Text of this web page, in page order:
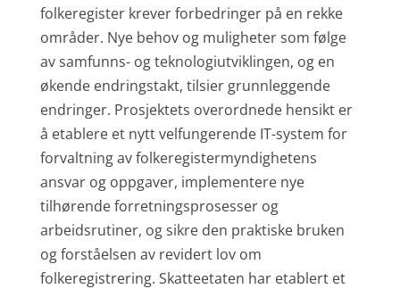
folkeregister krever forbedringer på en rekke
områder. Nye behov og muligheter som følge
av samfunns- og teknologiutviklingen, og en
økende endringstakt, tilsier grunnleggende
endringer. Prosjektets overordnede hensikt er
å etablere et nytt velfungerende IT-system for
forvaltning av folkeregistermyndighetens
ansvar og oppgaver, implementere nye
tilhørende forretningsprosesser og
arbeidsrutiner, og sikre den praktiske bruken
og forståelsen av revidert lov om
folkeregistrering. Skatteetaten har etablert et